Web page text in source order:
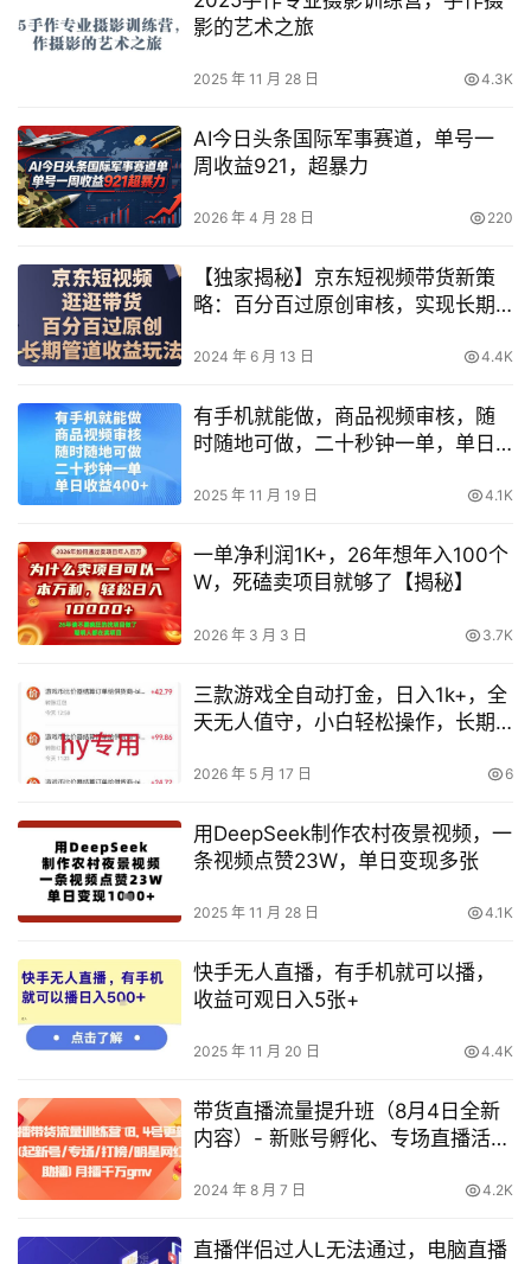
影的艺术之旅
2025 年 11 月 28 日 4.3K
AI今日头条国际军事赛道，单号一
周收益921，超暴力
2026 年 4 月 28 日 220
【独家揭秘】京东短视频带货新策
略：百分百过原创审核，实现长期
2024 年 6 月 13 日 4.4K
有手机就能做，商品视频审核，随
时随地可做，二十秒钟一单，单日
2025 年 11 月 19 日 4.1K
一单净利润1K+，26年想年入100个
W，死磕卖项目就够了【揭秘】
2026 年 3 月 3 日 3.7K
三款游戏全自动打金，日入1k+，全
天无人值守，小白轻松操作，长期
2026 年 5 月 17 日 6
用DeepSeek制作农村夜景视频，一
条视频点赞23W，单日变现多张
2025 年 11 月 28 日 4.1K
快手无人直播，有手机就可以播，
收益可观日入5张+
2025 年 11 月 20 日 4.4K
带货直播流量提升班（8月4日全新
内容）- 新账号孵化、专场直播活
带货，月均GMV千万级
2024 年 8 月 7 日 4.2K
直播伴侣过人L无法通过，电脑直播